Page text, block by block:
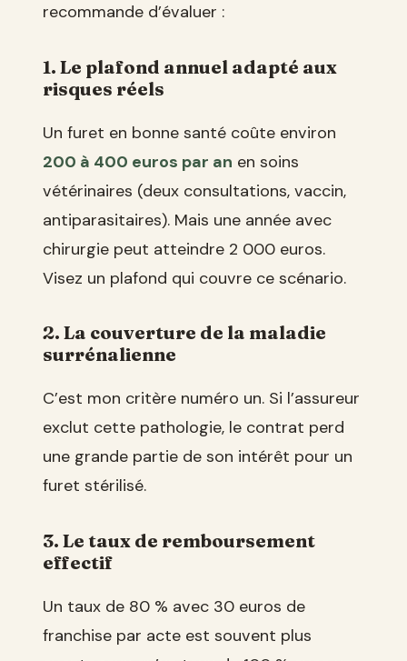
recommande d’évaluer :
1. Le plafond annuel adapté aux
risques réels
Un furet en bonne santé coûte environ
200 à 400 euros par an en soins
vétérinaires (deux consultations, vaccin,
antiparasitaires). Mais une année avec
chirurgie peut atteindre 2 000 euros.
Visez un plafond qui couvre ce scénario.
2. La couverture de la maladie
surrénalienne
C’est mon critère numéro un. Si l’assureur
exclut cette pathologie, le contrat perd
une grande partie de son intérêt pour un
furet stérilisé.
3. Le taux de remboursement
effectif
Un taux de 80 % avec 30 euros de
franchise par acte est souvent plus